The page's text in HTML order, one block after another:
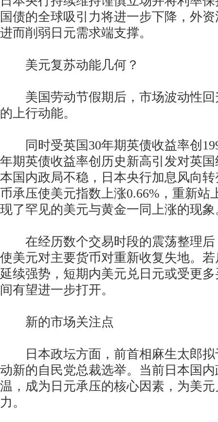
国债的全球吸引力将进一步下降，外
进而削弱日元需求端支撑。
美元复苏动能几何？
美国劳动节假期后，市场波动性回
的上行动能。
同时受英国30年期英债收益率创
年期英债收益率创历史新高引发对英
本国内政局不稳，日本央行加息风向
币承压使美元指数上涨0.66%，重新站
现了罕见的美元与黄金一同上涨的现象
在经历数个交易时段的震荡整理后
使美元对主要货币对重新收复失地。
延续强势，短期内美元兑日元或受更
间有望进一步打开。
新的市场关注点
日本政坛方面，前首相麻生太郎拟
动新的自民党总裁选举。当前日本国
温，成为日元承压的核心因素，为美
力。